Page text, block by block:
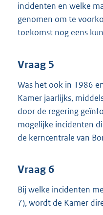
incidenten en welke
genomen om te
toekomst nog eens
Vraag 5
Was het ook in 1986
Kamer jaarlijks,
door de regering
mogelijke incidenten
de kerncentrale van
Vraag 6
Bij welke incidenten
7), wordt de Kamer